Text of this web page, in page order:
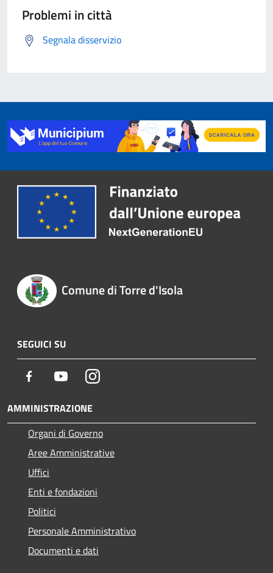
Problemi in città
Segnala disservizio
Comune di Torre d'Isola
SEGUICI SU
Facebook YoutubeInstagram
AMMINISTRAZIONE
Organi di Governo
Aree Amministrative
Uffici
Enti e fondazioni
Politici
Personale Amministrativo
Documenti e dati